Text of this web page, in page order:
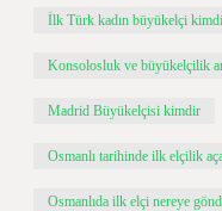
İlk Türk kadın büyükelçi
Konsolosluk ve büyükelçilik
Madrid Büyükelçisi kimdir
Osmanlı tarihinde ilk elçilik
Osmanlıda ilk elçi nereye